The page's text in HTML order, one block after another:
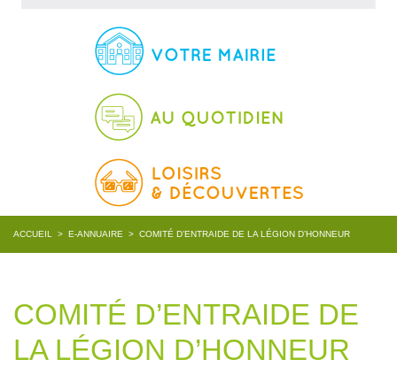
ACCUEIL > E-ANNUAIRE > COMITÉ D’ENTRAIDE DE LA LÉGION D’HONNEUR
COMITÉ D’ENTRAIDE DE
LA LÉGION D’HONNEUR